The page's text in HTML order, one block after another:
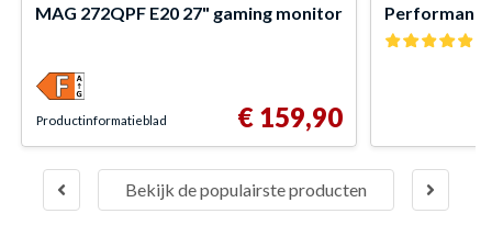
Bekijk de populairste producten
MAG 272QPF E20 27" gaming monitor
Product­informatieblad € 159,90